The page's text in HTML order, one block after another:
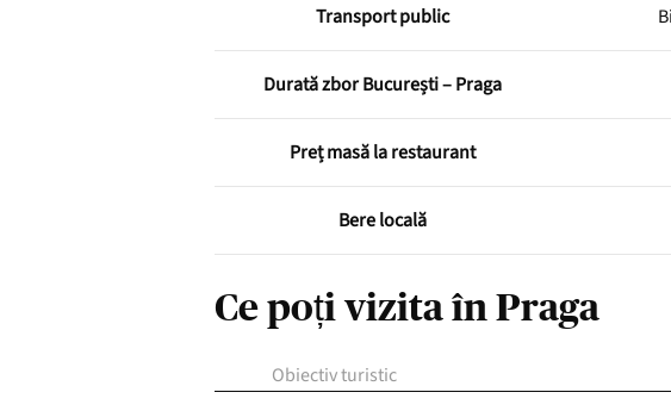
Transport public
Durată zbor București – Praga
Preț masă la restaurant
Bere locală
Ce poți vizita în Praga
Obiectiv turistic